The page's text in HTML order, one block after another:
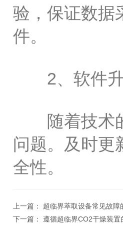
验，保证数据
件。
2、软件
随着技术的
问题。及时更
全性。
上一篇： 超临界萃取设备常见故障
下一篇： 遵循超临界CO2干燥装